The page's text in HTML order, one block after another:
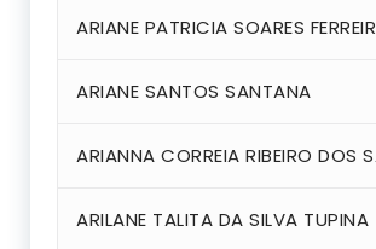
ARIANE PATRICIA SOARES
ARIANE SANTOS SANTANA
ARIANNA CORREIA RIBEIRO DOS
ARILANE TALITA DA SILVA TUPINA